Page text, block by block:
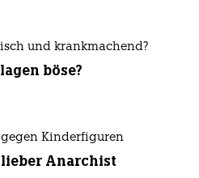
und krankmachend?
böse?
Kinderfiguren
lieber Anarchist